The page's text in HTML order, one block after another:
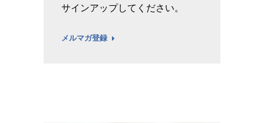
サインアップしてください。
メルマガ登録